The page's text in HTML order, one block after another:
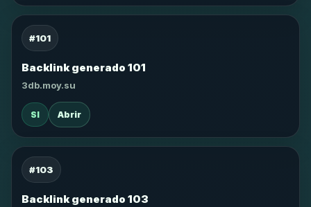
#101
Backlink generado 101
3db.moy.su
SI Abrir
#103
Backlink generado 103